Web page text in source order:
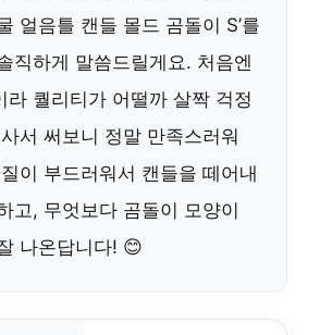
얼음틀 캔들 몰드 곰돌이 S’를
직하게 말씀드릴게요. 처음엔
라 퀄리티가 어떨까 살짝 걱정
서 써보니 정말 만족스러워
이 부드러워서 캔들을 떼어내
고, 무엇보다 곰돌이 모양이
나온답니다! 😊